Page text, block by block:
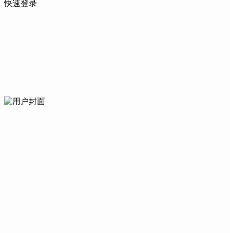
快速登录